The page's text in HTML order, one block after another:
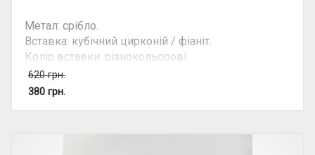
Метал: срібло.
Вставка: кубічний цирконій / фіаніт.
Колір вставки: різнокольорові.
Вид: квітка.
Можливість комплекту: так.
620грн.
380 грн.